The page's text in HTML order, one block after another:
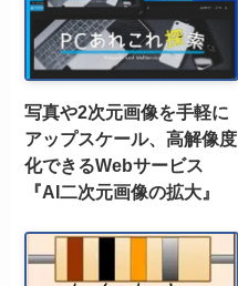
写真や2次元画像を手軽に
アップスケール、高解像度
化できるWebサービス
『AI二次元画像の拡大』